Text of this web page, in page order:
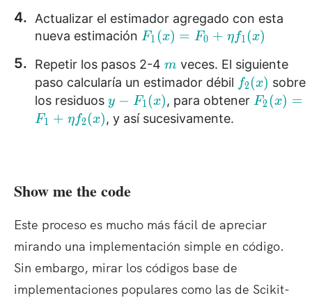
(
x
)
-
F
Actualizar el estimador agregado con esta
nueva estimación F
1
(
x
)
t
a
f_
F1 (x) = F0 + ηf1(x)
Repetir los pasos 2-4 m
m veces. El siguiente
paso calcularía un estimador débil f
_
f2(x) sobre
los residuos y
x
y − F1(x), para obtener F
_
1
\
F2(x) =
F1 + ηf2(x), y así sucesivamente.
Show me the code
Este proceso es mucho más fácil de apreciar
mirando una implementación simple en código.
Sin embargo, mirar los códigos base de
implementaciones populares como las de Scikit-